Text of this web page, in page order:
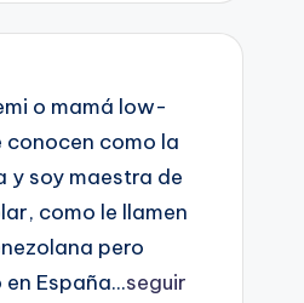
o mamá low-
como la
y soy maestra de
como le llamen
pero
España...seguir